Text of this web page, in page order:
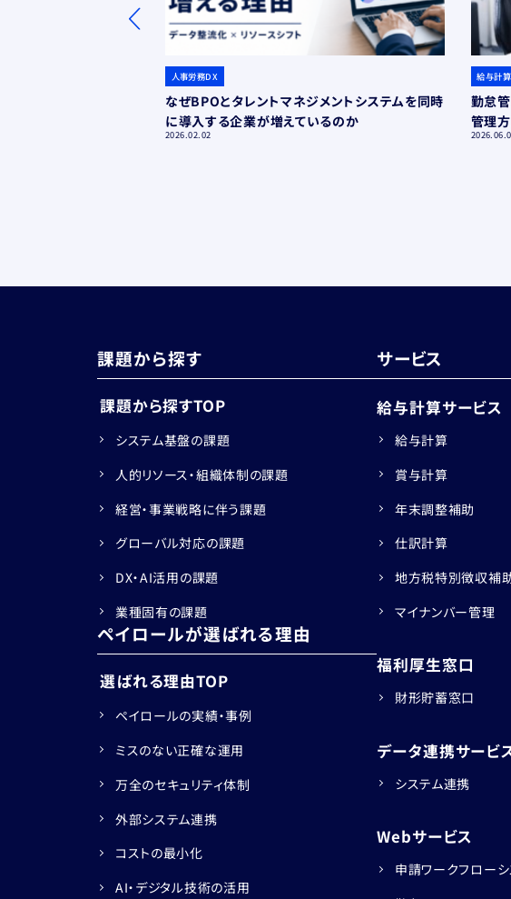
人事労務DX
なぜBPOとタレントマネジメントシステムを同時
に導入する企業が増えているのか
2026.02.02
給与計
勤怠
管理
課題から探す
課題から探すTOP
システム基盤の課題
人的リソース・組織体制の課題
経営・事業戦略に伴う課題
グローバル対応の課題
DX・AI活用の課題
業種固有の課題
ペイロールが選ばれる理由
選ばれる理由TOP
ペイロールの実績・事例
ミスのない正確な運用
万全のセキュリティ体制
外部システム連携
コストの最小化
AI・デジタル技術の活用
サービス
給与計算サービス
給与計算
賞与計算
年末調整補助
仕訳計算
地方税特別徴収補
マイナンバー管理
福利厚生窓口
財形貯蓄窓口
データ連携サービ
システム連携
Webサービス
申請ワークフロー